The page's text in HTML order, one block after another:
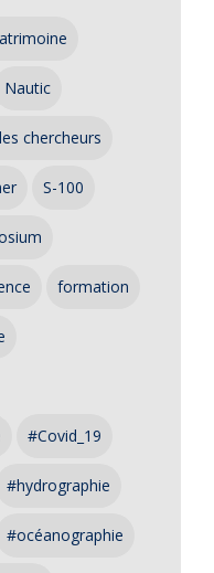
Nautic
chercheurs
S-100
formation
#Covid_19
#hydrographie
#océanographie